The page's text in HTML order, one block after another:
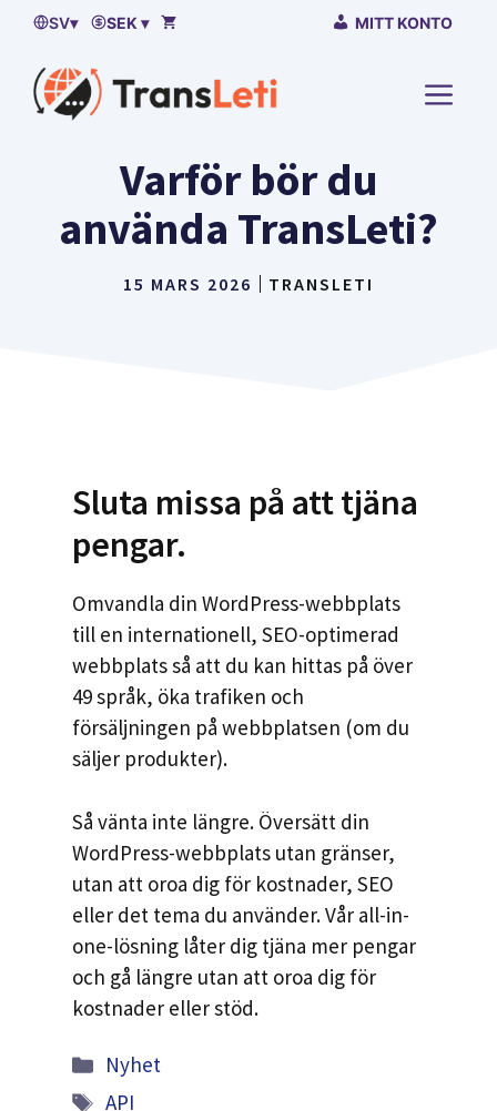
Hoppa
innehåll
SV▾ SEK ▾ MITT KONTO
MENY
Varför bör du
använda TransLeti?
15 MARS 2026 TRANSLETI
Sluta missa på att tjäna
pengar.
Omvandla din WordPress-webbplats
till en internationell, SEO-optimerad
webbplats så att du kan hittas på över
49 språk, öka trafiken och
försäljningen på webbplatsen (om du
säljer produkter).
Så vänta inte längre. Översätt din
WordPress-webbplats utan gränser,
utan att oroa dig för kostnader, SEO
eller det tema du använder. Vår all-in-
one-lösning låter dig tjäna mer pengar
och gå längre utan att oroa dig för
kostnader eller stöd.
Kategorier
Nyhet
Taggar
API